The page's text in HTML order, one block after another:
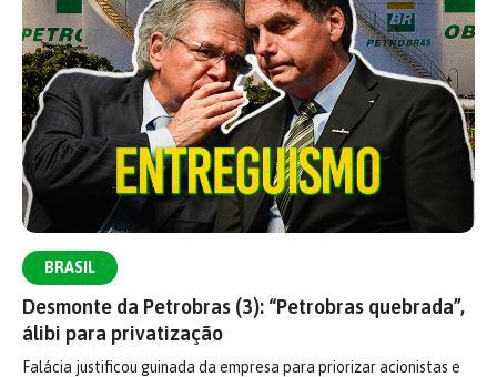
BRASIL
Desmonte da Petrobras (3): “Petrobras quebrada”,
álibi para privatização
Falácia justificou guinada da empresa para priorizar acionistas e